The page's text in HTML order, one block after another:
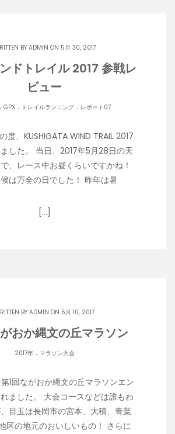
BYADMIN ON 5月 30, 2017
ドトレイル 2017 参戦レ
ビュー
GPX. トレイルランニング. レポート07
度、KUSHIGATA WIND TRAIL 2017
した。 当日、2017年5月28日の天
、レース中お昼くらいですかね！
は万全の日でした！ 昨年は暑
[…]
BYADMIN ON 5月 10, 2017
おか縄文の丘マラソン
2017年. マラソン大会
1回ながおか縄文の丘マラソンエン
ました。 大会コースなどは誰もわ
目玉は長岡市の宮本、大積、青葉
区の地元のおいしいもの！ さらに